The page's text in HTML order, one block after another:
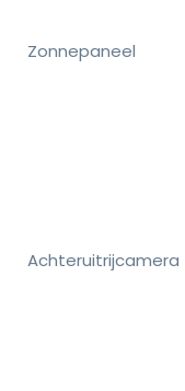
Zonnepaneel
Achteruitrijcamera